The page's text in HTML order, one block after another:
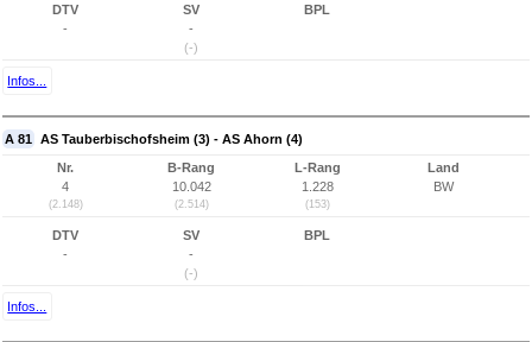
DTV
-
SV
-
(-)
BPL
Infos...
A 81 AS Tauberbischofsheim (3) - AS Ahorn (4)
Nr.
4
(2.148)
B-Rang
10.042
(2.514)
L-Rang
1.228
(153)
Land
BW
DTV
-
SV
-
(-)
BPL
Infos...